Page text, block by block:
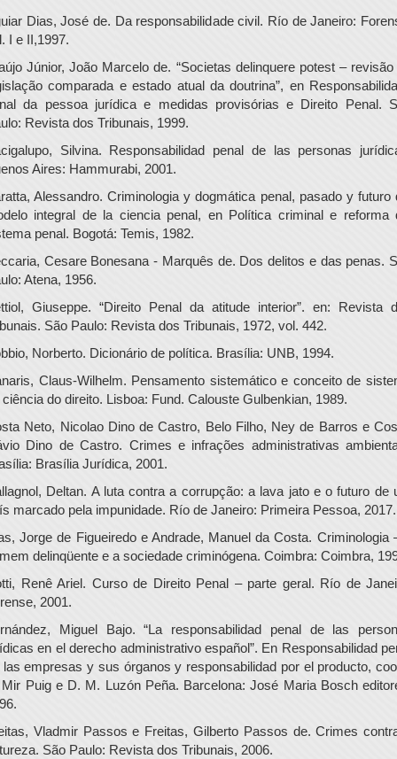
Dias, José de. Da responsabilidade civil. Río de Janeiro:
I e II,1997.
Júnior, João Marcelo de. “Societas delinquere potest – revisão
comparada e estado atual da doutrina”, en
da pessoa jurídica e medidas provisórias e Direito Penal.
Revista dos Tribunais, 1999.
Silvina. Responsabilidad penal de las personas
Aires: Hammurabi, 2001.
Alessandro. Criminologia y dogmática penal, pasado y futuro
integral de la ciencia penal, en Política criminal e reforma
penal. Bogotá: Temis, 1982.
Cesare Bonesana - Marquês de. Dos delitos e das penas.
Atena, 1956.
Giuseppe. “Direito Penal da atitude interior”. en: Revista
São Paulo: Revista dos Tribunais, 1972, vol. 442.
Norberto. Dicionário de política. Brasília: UNB, 1994.
Claus-Wilhelm. Pensamento sistemático e conceito de
ciência do direito. Lisboa: Fund. Calouste Gulbenkian, 1989.
Neto, Nicolao Dino de Castro, Belo Filho, Ney de Barros e
Dino de Castro. Crimes e infrações administrativas
Brasília Jurídica, 2001.
Deltan. A luta contra a corrupção: a lava jato e o futuro de
marcado pela impunidade. Río de Janeiro: Primeira Pessoa, 2017.
Jorge de Figueiredo e Andrade, Manuel da Costa. Criminologia
delinqüente e a sociedade criminógena. Coimbra: Coimbra,
Renê Ariel. Curso de Direito Penal – parte geral. Río de
2001.
Miguel Bajo. “La responsabilidad penal de las
en el derecho administrativo español”. En Responsabilidad
las empresas y sus órganos y responsabilidad por el producto,
Puig e D. M. Luzón Peña. Barcelona: José Maria Bosch
Vladmir Passos e Freitas, Gilberto Passos de. Crimes
São Paulo: Revista dos Tribunais, 2006.